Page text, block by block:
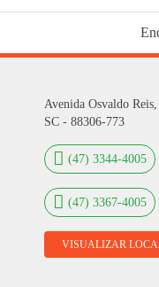
Avenida Osvaldo
SC - 88306-773
(47) 3344-4005
(47) 3367-4005
VISUALIZAR